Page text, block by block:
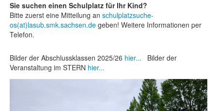
Kontakt
Archiv
Datenschutz
Sie suchen einen Schulplatz für Ihr Kind?
Bitte zuerst eine Mitteilung an schulplatzsuche-
os(at)lasub.smk.sachsen.de geben! Weitere Informationen per
Telefon.
Bilder der Abschlussklassen 2025/26 hier... Bilder der
Veranstaltung im STERN hier...